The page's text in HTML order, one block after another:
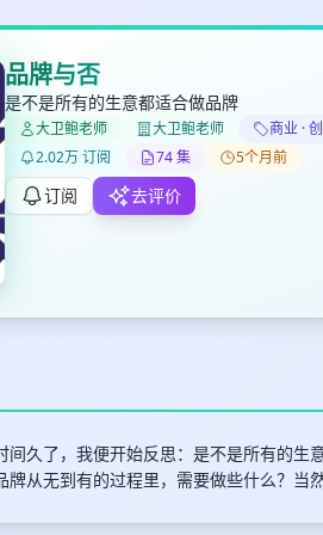
品牌与否
是不是所有的生意都适合做品牌
大卫鲍老师 大卫鲍老师
商业 ·
2.02万 订阅
74 集 5个月前
订阅 去评价
间久了，我便开始反思：是不是所有的生
从无到有的过程里，需要做些什么？当
认
单